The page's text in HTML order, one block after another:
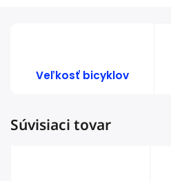
Veľkosť bicyklov
Súvisiaci tovar